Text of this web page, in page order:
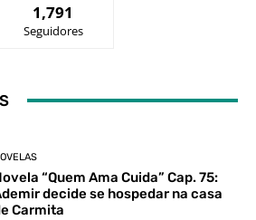
1,791
Seguidores
“Quem Ama Cuida” Cap. 75:
decide se hospedar na casa
Carmita